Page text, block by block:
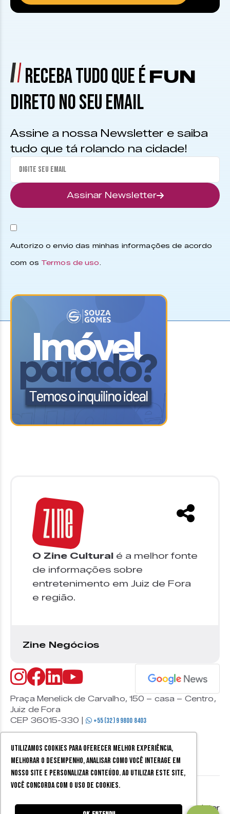
Utilizamos cookies para oferecer melhor experiência,
melhorar o desempenho, analisar como você interage em
nosso site e personalizar conteúdo. Ao utilizar este site,
você concorda com o uso de cookies.
RECEBA TUDO QUE É FUN
DIRETO NO SEU EMAIL
Assine a nossa Newsletter e saiba
tudo que tá rolando na cidade!
Assinar Newsletter
Autorizo o envio das minhas informações de acordo
com os Termos de uso.
O Zine Cultural é a melhor fonte
de informações sobre
entretenimento em Juiz de Fora
e região.
Zine Negócios
Praça Menelick de Carvalho, 150 – casa – Centro,
Juiz de Fora
CEP 36015-330 |
+55 (32) 9 9800 8403
Mobister